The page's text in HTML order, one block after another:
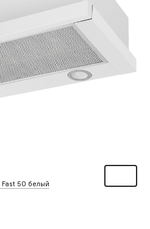
Fast 50 белый